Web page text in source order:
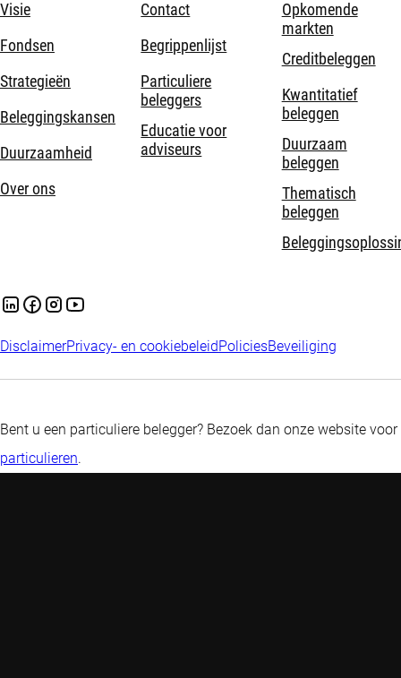
Visie
Fondsen
Strategieën
Beleggingskansen
Duurzaamheid
Over ons
Contact
Begrippenlijst
Particuliere
beleggers
Educatie voor
adviseurs
Opkomende
markten
Creditbeleggen
Kwantitatief
beleggen
Duurzaam
beleggen
Thematisch
beleggen
DisclaimerPrivacy- en cookiebeleid PoliciesBeveiliging
Bent u een particuliere belegger? Bezoek dan onze website voor
particulieren.